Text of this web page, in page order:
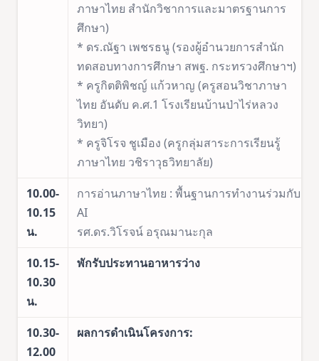
ภาษาไทย สำนักวิชาการและมาตรฐานการ
ศึกษา)
* ดร.ณัฐา เพชรธนู (รองผู้อำนวยการสำนัก
ทดสอบทางการศึกษา สพฐ. กระทรวงศึกษาฯ)
* ครูกิตติพิชญ์ แก้วหาญ (ครูสอนวิชาภาษา
ไทย อันดับ ค.ศ.1 โรงเรียนบ้านป่าไร่หลวง
วิทยา)
* ครูจิโรจ ชูเมือง (ครูกลุ่มสาระการเรียนรู้
ภาษาไทย วชิราวุธวิทยาลัย)
10.00-
10.15
น.
การอ่านภาษาไทย : พื้นฐานการทำงานร่วมกับ
AI
รศ.ดร.วิโรจน์ อรุณมานะกุล
10.15-
10.30
น.
พักรับประทานอาหารว่าง
10.30-
12.00
ผลการดำเนินโครงการ: